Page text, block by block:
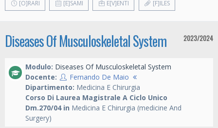
[O]RARI [E]SAMI E[V]ENTI [F]ILES
Diseases Of Musculoskeletal System 2023/2024
Modulo: Diseases Of Musculoskeletal System
Docente:
Fernando De Maio
Dipartimento: Medicina E Chirurgia
Corso Di Laurea Magistrale A Ciclo Unico
Dm.270/04 in Medicina E Chirurgia (medicine And
Surgery)